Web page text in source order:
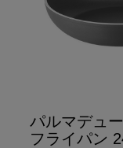
パルマデュ
フライパン